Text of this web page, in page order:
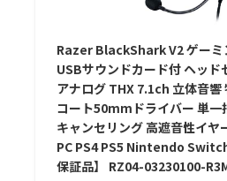
Razer BlackShark V2 ゲーミ
USBサウンドカード付 ヘッ
アナログ THX 7.1ch 立体音響
コート50mmドライバー 単一
キャンセリング 高遮音性イヤ
PC PS4 PS5 Nintendo
保証品】 RZ04-03230100-